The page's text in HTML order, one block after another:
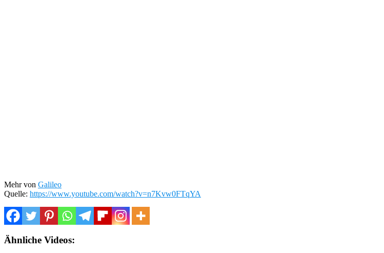
Mehr von Galileo
Quelle: https://www.youtube.com/watch?v=n7Kvw0FTqYA
Ähnliche Videos: